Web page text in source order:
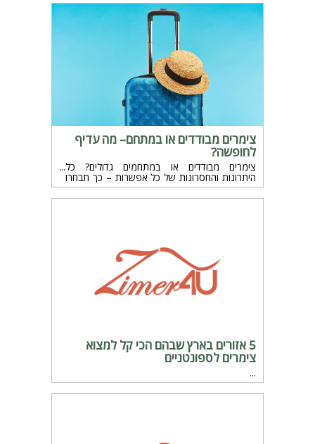
צימרים מבודדים או במתחם– מה עדיף
לחופשה?
צימרים מבודדים או במתחמים גדולים? כל
היתרונות והחסרונות של כל אפשרות – כך תבחרו
את החופשה הזוגית המושלמת בשבילכם.
5 אזורים בארץ שבהם הכי קל למצוא
צימרים לספונטניים